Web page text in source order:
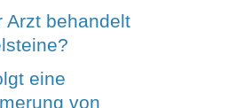
Arzt behandelt
eine
von